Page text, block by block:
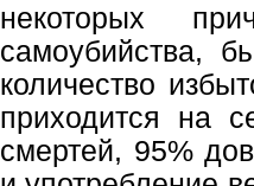
некоторых
самоубийства,
количество
приходится на
смертей, 95%